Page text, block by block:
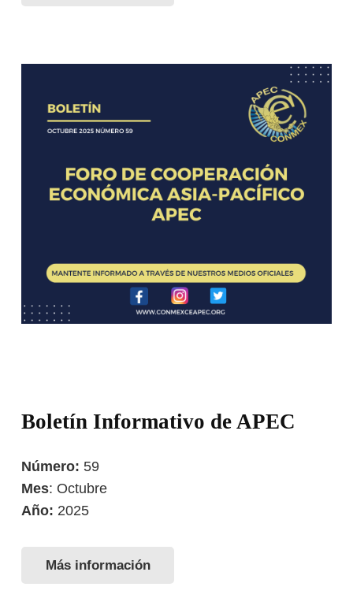
Boletín Informativo de APEC
Número: 59
Mes: Octubre
Año: 2025
Más información